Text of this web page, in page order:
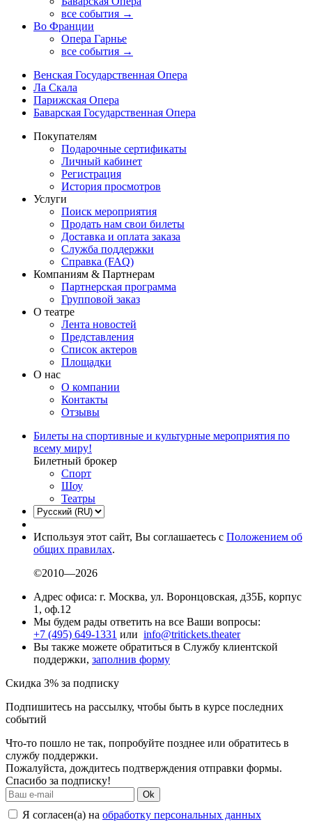
все события →
Во Франции
Опера Гарнье
все события →
Венская Государственная Опера
Ла Скала
Парижская Опера
Баварская Государственная Опера
Покупателям
Подарочные сертификаты
Личный кабинет
Регистрация
История просмотров
Услуги
Поиск мероприятия
Продать нам свои билеты
Доставка и оплата заказа
Служба поддержки
Справка (FAQ)
Компаниям & Партнерам
Партнерская программа
Групповой заказ
О театре
Лента новостей
Представления
Список актеров
Площадки
О нас
О компании
Контакты
Отзывы
Билеты на спортивные и культурные мероприятия по
всему миру!
Билетный брокер
Спорт
Шоу
Театры
Используя этот сайт, Вы соглашаетесь с Положением об
общих правилах.
©2010—2026
Адрес офиса: г. Москва, ул. Воронцовская, д35Б, корпус
1, оф.12
Мы будем рады ответить на все Ваши вопросы:
+7 (495) 649-1331 или info@tritickets.theater
Вы также можете обратиться в Службу клиентской
поддержки, заполнив форму
Скидка 3% за подписку
Подпишитесь на рассылку, чтобы быть в курсе последних
событий
Что-то пошло не так, попробуйте позднее или обратитесь в
службу поддержки.
Пожалуйста, дождитесь подтверждения отправки формы.
Спасибо за подписку!
Ok
Я согласен(а) на обработку персональных данных